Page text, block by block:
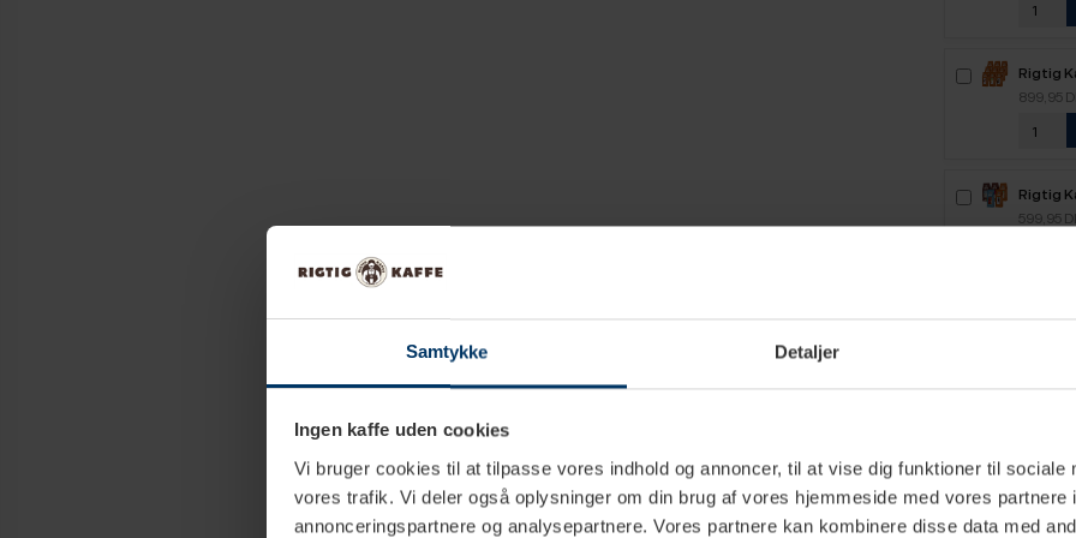
Samtykke Detaljer
Ingen kaffe uden cookies
Vi bruger cookies til at tilpasse vores indhold og annoncer, til at vise dig funktioner til sociale
vores trafik. Vi deler også oplysninger om din brug af vores hjemmeside med vores partnere
annonceringspartnere og analysepartnere. Vores partnere kan kombinere disse data med
Rigtig
Kaffe -
899,95
Rigtig
2,1kg
599,95
Rigtig